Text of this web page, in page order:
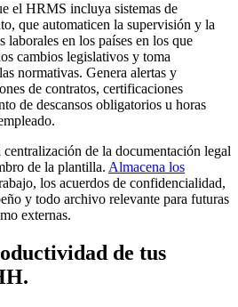
el HRMS incluya sistemas de
que automaticen la supervisión y la
laborales en los países en los que
cambios legislativos y toma
normativas. Genera alertas y
de contratos, certificaciones
de descansos obligatorios u horas
centralización de la documentación legal
de la plantilla. Almacena los
los acuerdos de confidencialidad,
y todo archivo relevante para futuras
externas.
de tus